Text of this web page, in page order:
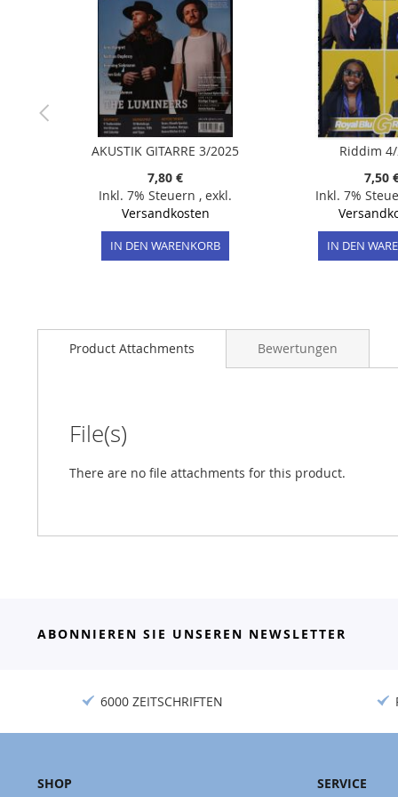
AKUSTIK GITARRE 3/2025
7,80 €
Inkl. 7% Steuern , exkl.
Versandkosten
IN DEN WARENKORB
Riddim
7,50
Inkl. 7%
IN DEN
Product Attachments
File(s)
There are no file attachments for this product.
Bewertungen
ABONNIEREN SIE UNSEREN NEWSLETTER
6000 ZEITSCHRIFTEN
SHOP SERVICE